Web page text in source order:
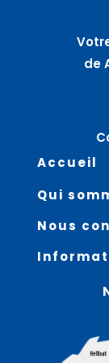
de
Accueil
Qui
Nous